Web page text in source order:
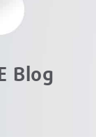
Blog